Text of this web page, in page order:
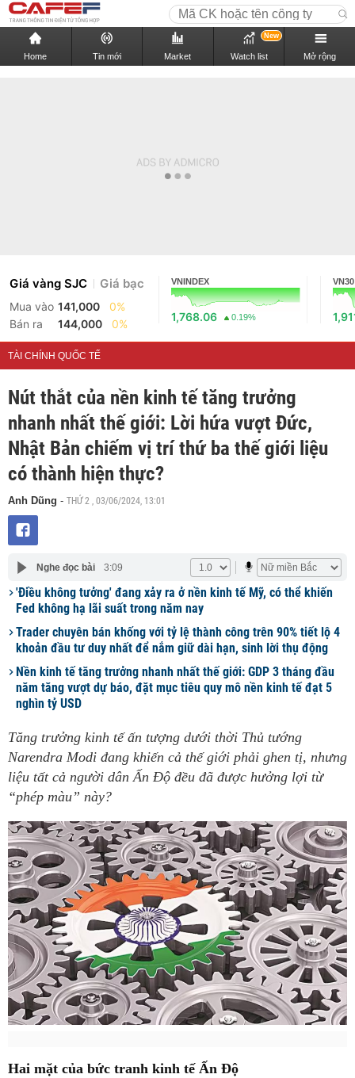
Home Tin mới Market Watch list
New
Mở rộng
Giá vàng SJC Giá bạc
Mua vào 141,000
0%
Bán ra
144,000 0%
VNINDEX
1,768.06 0.19%
VN30
TÀI CHÍNH QUỐC TẾ
Nút thắt của nền kinh tế tăng trưởng
nhanh nhất thế giới: Lời hứa vượt Đức,
Nhật Bản chiếm vị trí thứ ba thế giới liệu
có thành hiện thực?
Anh Dũng - THỨ 2 , 03/06/2024, 13:01
Nghe đọc bài 3:09
'Điều không tưởng' đang xảy ra ở nền kinh tế Mỹ, có thể khiến
Fed không hạ lãi suất trong năm nay
Trader chuyên bán khống với tỷ lệ thành công trên 90% tiết lộ 4
khoản đầu tư duy nhất để nắm giữ dài hạn, sinh lời thụ động
Nền kinh tế tăng trưởng nhanh nhất thế giới: GDP 3 tháng đầu
năm tăng vượt dự báo, đặt mục tiêu quy mô nền kinh tế đạt 5
nghìn tỷ USD
Tăng trưởng kinh tế ấn tượng dưới thời Thủ tướng
Narendra Modi đang khiến cả thế giới phải ghen tị, nhưng
liệu tất cả người dân Ấn Độ đều đã được hưởng lợi từ
“phép màu” này?
Hai mặt của bức tranh kinh tế Ấn Độ